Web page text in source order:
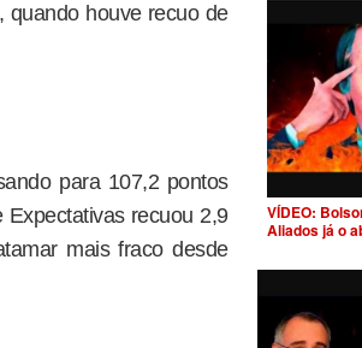
quando houve recuo de
para 107,2 pontos
recuou 2,9
mais fraco desde
VÍDEO:
Aliados já o